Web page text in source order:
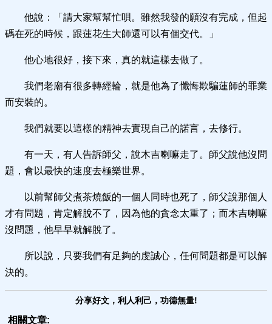
他說：「請大家幫幫忙唄。雖然我發的願沒有完成，但起
碼在死的時候，跟蓮花生大師還可以有個交代。」
他心地很好，接下來，真的就這樣去做了。
我們老廟有很多轉經輪，就是他為了懺悔欺騙蓮師的罪業
而安裝的。
我們就要以這樣的精神去實現自己的諾言，去修行。
有一天，有人告訴師父，說木吉喇嘛走了。師父說他沒問
題，會以最快的速度去極樂世界。
以前幫師父煮茶燒飯的一個人同時也死了，師父說那個人
才有問題，肯定解脫不了，因為他的貪念太重了；而木吉喇嘛
沒問題，他早早就解脫了。
所以說，只要我們有足夠的虔誠心，任何問題都是可以解
決的。
分享好文，利人利己，功德無量!
相關文章: